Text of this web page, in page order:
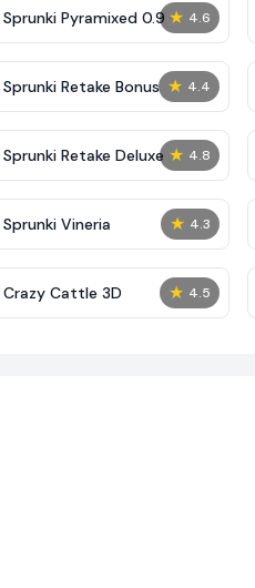
★ 4.6
Sprunki Pyramixed 0.9
★ 4.4
Sprunki Retake Bonus
★ 4.8
Sprunki Retake Deluxe
★ 4.3
Sprunki Vineria
★ 4.5
Crazy Cattle 3D